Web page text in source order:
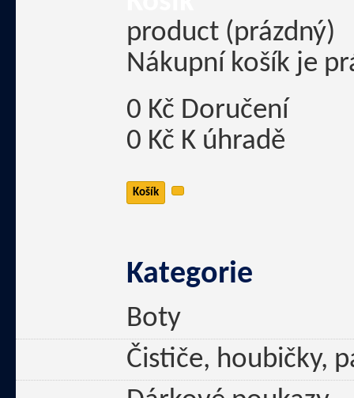
product (prázdný)
Nákupní košík je
0 Kč Doručení
0 Kč K úhradě
Košík
Kategorie
Boty
Čističe, houbičky,